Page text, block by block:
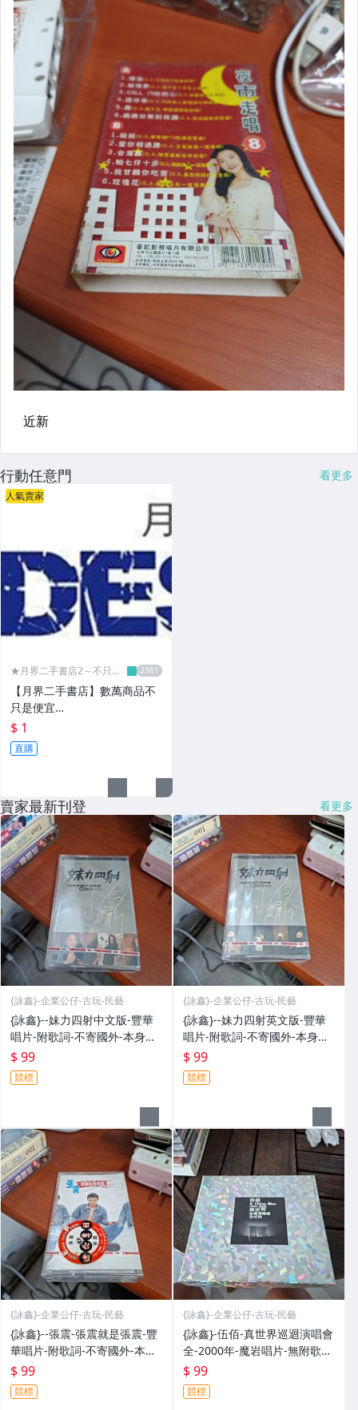
行動任意門 看更多
人氣賣家
★月界二手書店2～不只是
【月界二手書店】數萬商品不
只是便宜…
$ 1
直購
賣家最新刊登 看更多
{詠鑫}-企業公仔-古玩-民藝
{詠鑫}--妹力四射中文版-豐華
唱片-附歌詞-不寄國外-本身是
上班族-非專職賣家-出貨時間
較久-可以接受的朋友再請下
標-發發發
$ 99
競標
{詠鑫}-企業公仔-古玩-民藝
{詠鑫}--妹力四射英文版-豐華
唱片-附歌詞-不寄國外-本身是
上班族-非專職賣家-出貨時間
較久-可以接受的朋友再請下
標-發發發
$ 99
競標
{詠鑫}-企業公仔-古玩-民藝
{詠鑫}--張震-張震就是張震-豐
華唱片-附歌詞-不寄國外-本身
是上班族-非專職賣家-出貨時
間較久-可以接受的朋友再請下
標-發發發
$ 99
競標
{詠鑫}-企業公仔-古玩-民藝
{詠鑫}-伍佰-真世界巡迴演唱會
全-2000年-魔岩唱片-無附歌
詞-有IFPI-附側標-本身是上班
族-非專職賣家-出貨時間較久-
可以接受的朋友再請下標-發發
$ 99
競標